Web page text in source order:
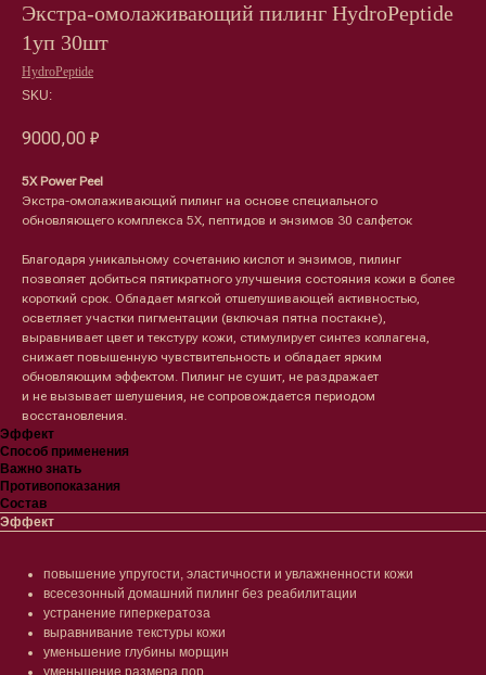
Экстра-омолаживающий пилинг HydroPeptide
1уп 30шт
HydroPeptide
SKU:
9000,00 ₽
5X Power Peel
Экстра-омолаживающий пилинг на основе специального
обновляющего комплекса 5Х, пептидов и энзимов 30 салфеток
Благодаря уникальному сочетанию кислот и энзимов, пилинг
позволяет добиться пятикратного улучшения состояния кожи в более
короткий срок. Обладает мягкой отшелушивающей активностью,
осветляет участки пигментации (включая пятна постакне),
выравнивает цвет и текстуру кожи, стимулирует синтез коллагена,
снижает повышенную чувствительность и обладает ярким
обновляющим эффектом. Пилинг не сушит, не раздражает
и не вызывает шелушения, не сопровождается периодом
восстановления.
Эффект
Способ применения
Важно знать
Противопоказания
Состав
Эффект
повышение упругости, эластичности и увлажненности кожи
всесезонный домашний пилинг без реабилитации
устранение гиперкератоза
выравнивание текстуры кожи
уменьшение глубины морщин
уменьшение размера пор